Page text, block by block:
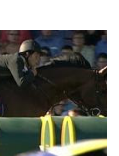
-VOORN 6 QUERLYBET
- O’BRIEN 8 CARMENA Z -
-RAMZY AL DUHAMI 10
1 LATE NIGHT -LEVY 2 K
QUICK STUDY - HOUGH 4
-GULLIKSEN 6
7 WISCONSIN 111 -MOYA 8
–CORDON 10 SELDANA
Vuelta Triunfal... el ganador